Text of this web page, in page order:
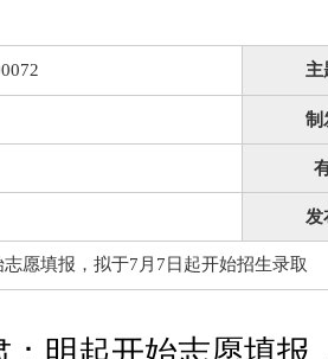
主
制
发
志愿填报，拟于7月7日起开始招生录取